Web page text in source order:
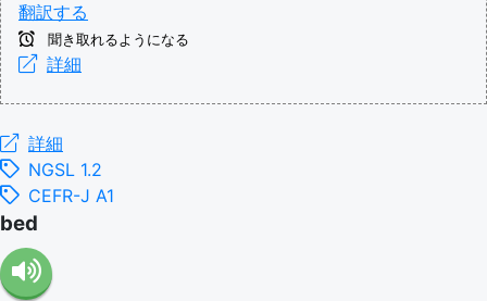
翻訳する
聞き取れるようになる
詳細
詳細
NGSL 1.2
CEFR-J A1
bed